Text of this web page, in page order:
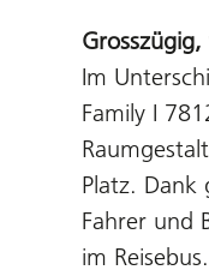
Im
Family I
Platz. Dank
Fahrer und
im